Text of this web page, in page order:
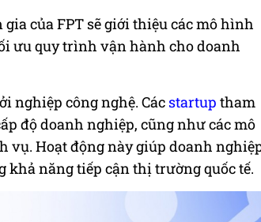
của FPT sẽ giới thiệu các mô hình
ưu quy trình vận hành cho doanh
nghiệp công nghệ. Các startup tham
độ doanh nghiệp, cũng như các mô
vụ. Hoạt động này giúp doanh
năng tiếp cận thị trường quốc tế.